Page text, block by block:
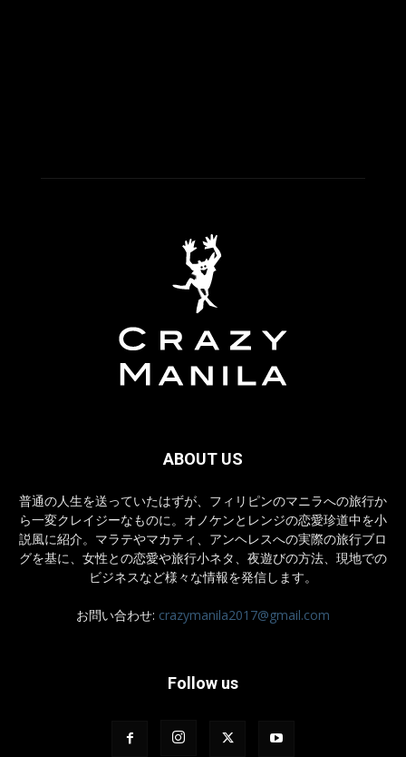
ABOUT US
普通の人生を送っていたはずが、フィリピンのマニラへの旅行か
ら一変クレイジーなものに。オノケンとレンジの恋愛珍道中を小
説風に紹介。マラテやマカティ、アンヘレスへの実際の旅行ブロ
グを基に、女性との恋愛や旅行小ネタ、夜遊びの方法、現地での
ビジネスなど様々な情報を発信します。
お問い合わせ: crazymanila2017@gmail.com
Follow us